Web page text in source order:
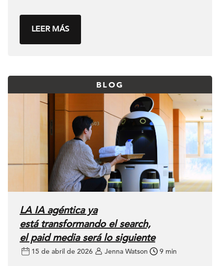
LEER MÁS
BLOG
LA IA agéntica ya
está transformando el search,
el paid media será lo siguiente
15 de abril de 2026 Jenna Watson 9 min